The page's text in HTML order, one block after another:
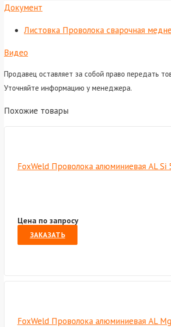
Документ
Листовка Проволока сварочная
Видео
Продавец оставляет за собой право передать
Уточняйте информацию у менеджера.
Похожие товары
FoxWeld Проволока алюминиевая AL
Цена по запросу
ЗАКАЗАТЬ
FoxWeld Проволока алюминиевая AL